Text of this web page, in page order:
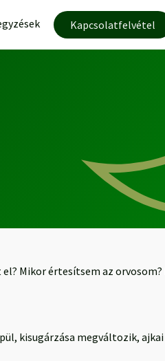
Kapcsolatfelvétel
Mikor értesítsem az
kisugárzása megváltozik,